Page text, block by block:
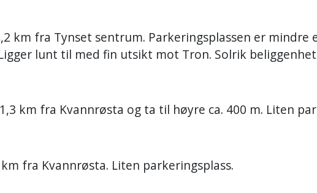
km fra Tynset sentrum. Parkeringsplassen er mindre
lunt til med fin utsikt mot Tron. Solrik
km fra Kvannrøsta og ta til høyre ca. 400 m. Liten
fra Kvannrøsta. Liten parkeringsplass.